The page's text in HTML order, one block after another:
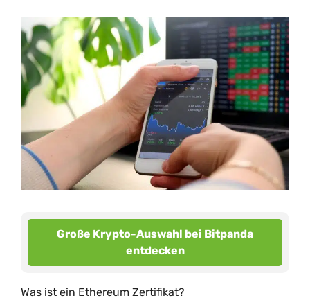
Große Krypto-Auswahl bei Bitpanda
entdecken
Was ist ein Ethereum Zertifikat?